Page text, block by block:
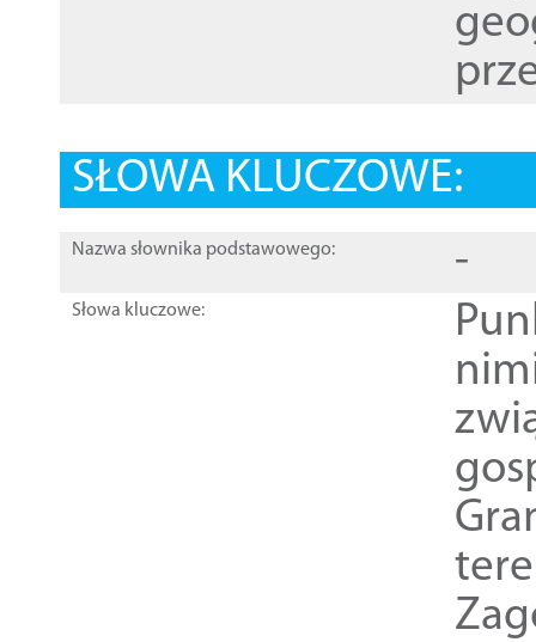
SŁOWA KLUCZOWE:
Nazwa słownika podstawowego: -
Słowa kluczowe: